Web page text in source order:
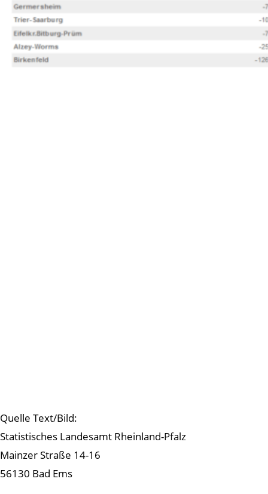
Quelle Text/Bild:
Statistisches Landesamt Rheinland-Pfalz
Mainzer Straße 14-16
56130 Bad Ems